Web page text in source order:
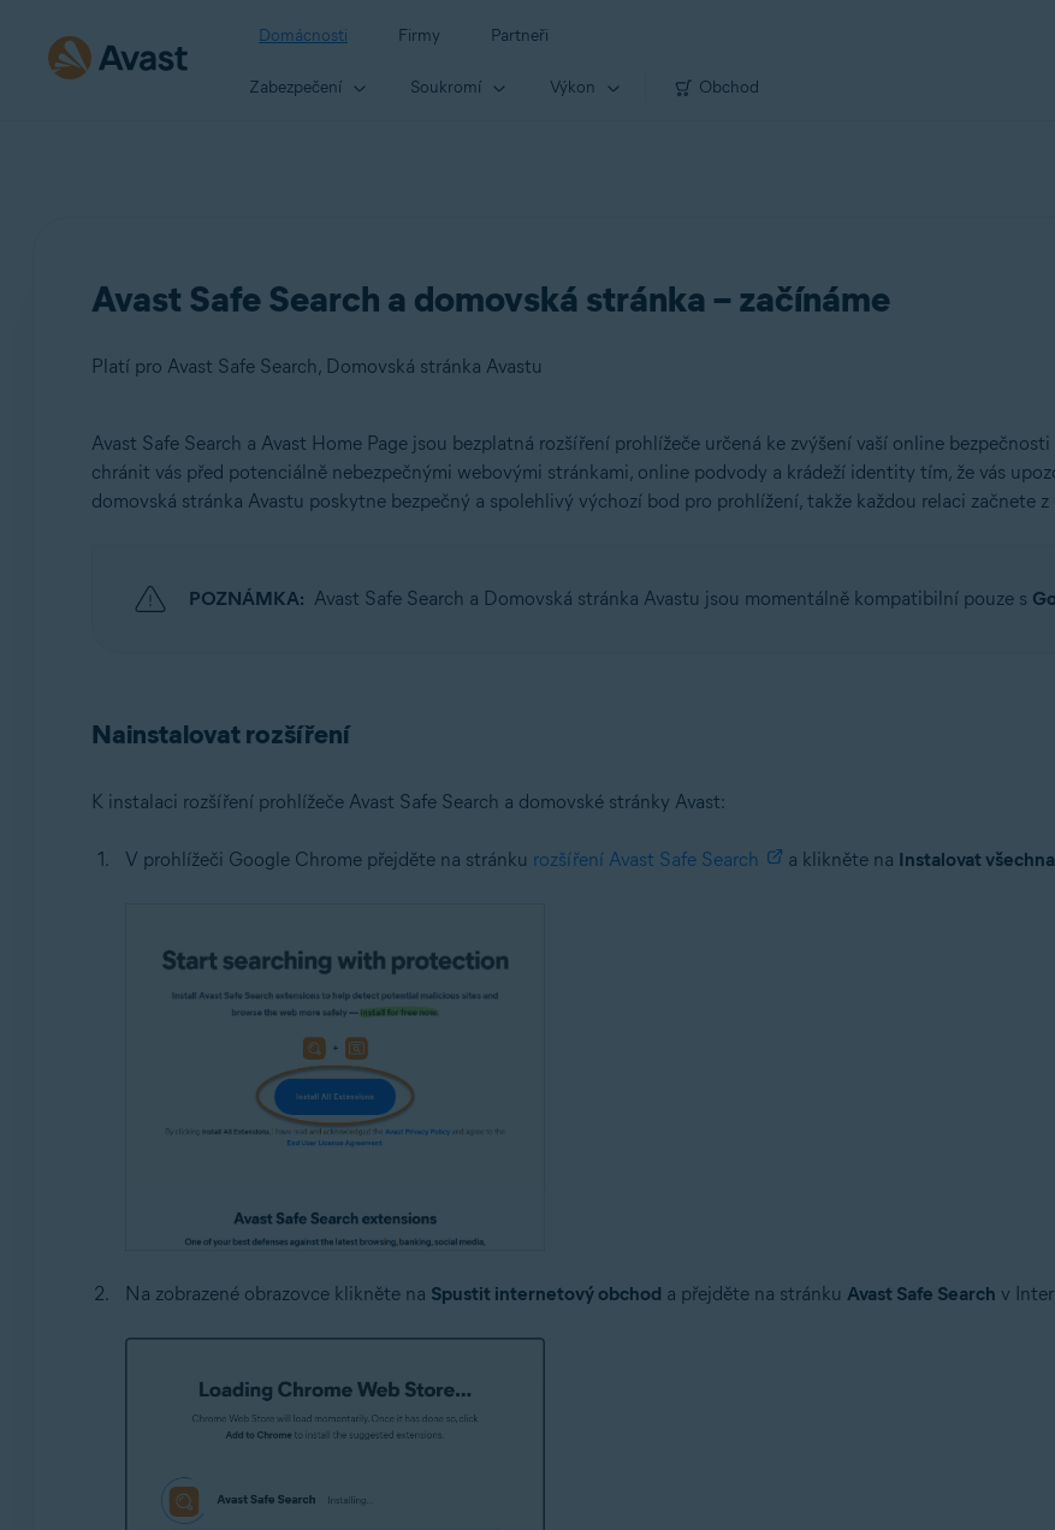
Domácnosti Firmy Partneři
Zabezpečení Soukromí Výkon Obchod
Avast Safe Search a domovská stránka – začínáme
Platí pro Avast Safe Search, Domovská stránka Avastu
Produkty:
Avast Safe Search
Operační systémy:
Avast Safe Search a Avast Home Page jsou bezplatná rozšíření prohlížeče určená ke zvýšení vaší online
chránit vás před potenciálně nebezpečnými webovými stránkami, online podvody a krádeží identity tím, že vás
domovská stránka Avastu poskytne bezpečný a spolehlivý výchozí bod pro prohlížení, takže každou relaci začnete
POZNÁMKA: Avast Safe Search a Domovská stránka Avastu jsou momentálně kompatibilní pouze s
Nainstalovat rozšíření
K instalaci rozšíření prohlížeče Avast Safe Search a domovské stránky Avast:
V prohlížeči Google Chrome přejděte na stránku rozšíření Avast Safe Search a klikněte na Instalovat
Na zobrazené obrazovce klikněte na Spustit internetový obchod a přejděte na stránku Avast Safe Search v